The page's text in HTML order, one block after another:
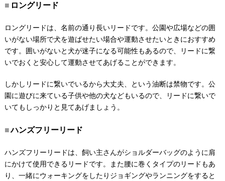
ロングリード
ロングリードは、名前の通り長いリードです。公園や広場などの囲
いがない場所で犬を遊ばせたい場合や運動させたいときにおすすめ
です。囲いがないと犬が迷子になる可能性もあるので、リードに繋
いでおくと安心して運動させてあげることができます。
しかしリードに繋いでいるから大丈夫、という油断は禁物です。公
園に遊びに来ている子供や他の犬などもいるので、リードに繋いで
いてもしっかりと見てあげましょう。
ハンズフリーリード
ハンズフリーリードは、飼い主さんがショルダーバッグのように肩
にかけて使用できるリードです。また腰に巻くタイプのリードもあ
り、一緒にウォーキングをしたりジョギングやランニングをすると